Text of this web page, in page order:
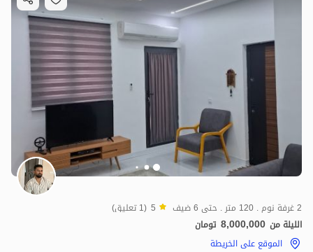
8مليون ت 5
2 غرفة نوم . 120 متر . حتى 6 ضيف 5 (1 تعليق)
الليلة من 8,000,000 تومان
الموقع على الخريطة